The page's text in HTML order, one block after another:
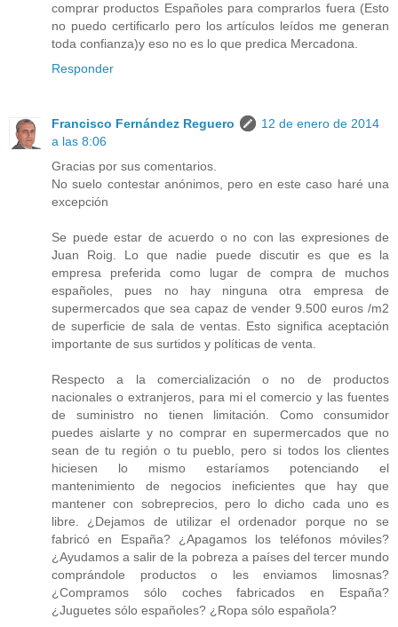
comprar productos Españoles para comprarlos fuera (Esto
no puedo certificarlo pero los artículos leídos me generan
toda confianza)y eso no es lo que predica Mercadona.
Responder
Francisco Fernández Reguero
12 de enero de 2014
a las 8:06
Gracias por sus comentarios.
No suelo contestar anónimos, pero en este caso haré una
excepción
Se puede estar de acuerdo o no con las expresiones de
Juan Roig. Lo que nadie puede discutir es que es la
empresa preferida como lugar de compra de muchos
españoles, pues no hay ninguna otra empresa de
supermercados que sea capaz de vender 9.500 euros /m2
de superficie de sala de ventas. Esto significa aceptación
importante de sus surtidos y políticas de venta.
Respecto a la comercialización o no de productos
nacionales o extranjeros, para mi el comercio y las fuentes
de suministro no tienen limitación. Como consumidor
puedes aislarte y no comprar en supermercados que no
sean de tu región o tu pueblo, pero si todos los clientes
hiciesen lo mismo estaríamos potenciando el
mantenimiento de negocios ineficientes que hay que
mantener con sobreprecios, pero lo dicho cada uno es
libre. ¿Dejamos de utilizar el ordenador porque no se
fabricó en España? ¿Apagamos los teléfonos móviles?
¿Ayudamos a salir de la pobreza a países del tercer mundo
comprándole productos o les enviamos limosnas?
¿Compramos sólo coches fabricados en España?
¿Juguetes sólo españoles? ¿Ropa sólo española?